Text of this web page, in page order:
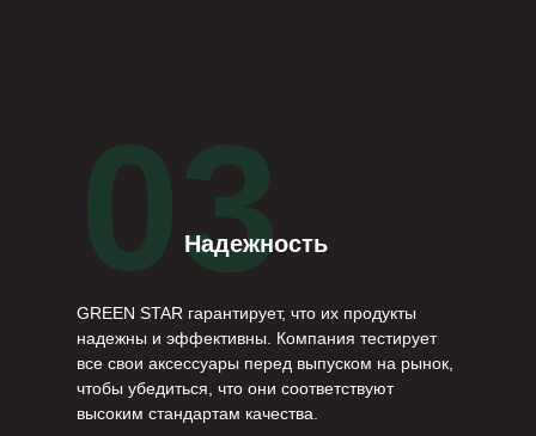
03
Надежность
GREEN STAR гарантирует, что их продукты
надежны и эффективны. Компания тестирует
все свои аксессуары перед выпуском на рынок,
чтобы убедиться, что они соответствуют
высоким стандартам качества.